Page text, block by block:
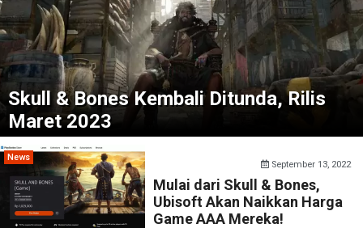
Skull & Bones Kembali Ditunda, Rilis
Maret 2023
News
September 13, 2022
Mulai dari Skull & Bones,
Ubisoft Akan Naikkan Harga
Game AAA Mereka!